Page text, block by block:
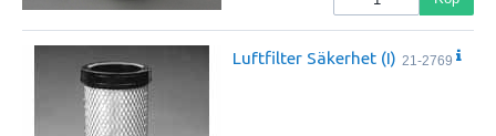
Luftfilter Säkerhet (I) 21-2769